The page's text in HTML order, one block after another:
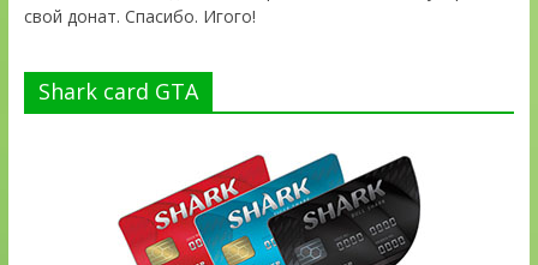
свой донат. Спасибо. Игого!
Shark card GTA